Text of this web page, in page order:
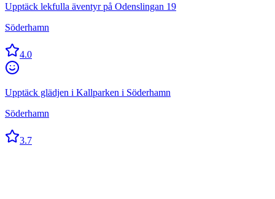
Upptäck lekfulla äventyr på Odenslingan 19
Söderhamn
4.0
Upptäck glädjen i Kallparken i Söderhamn
Söderhamn
3.7